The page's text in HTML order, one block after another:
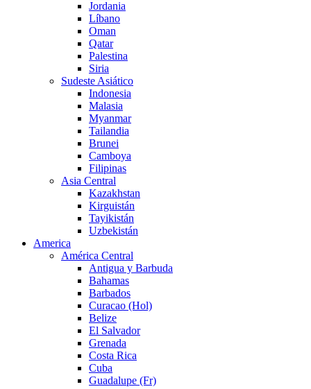
Jordania
Líbano
Oman
Qatar
Palestina
Siria
Sudeste Asiático
Indonesia
Malasia
Myanmar
Tailandia
Brunei
Camboya
Filipinas
Asia Central
Kazakhstan
Kirguistán
Tayikistán
Uzbekistán
America
América Central
Antigua y Barbuda
Bahamas
Barbados
Curacao (Hol)
Belize
El Salvador
Grenada
Costa Rica
Cuba
Guadalupe (Fr)